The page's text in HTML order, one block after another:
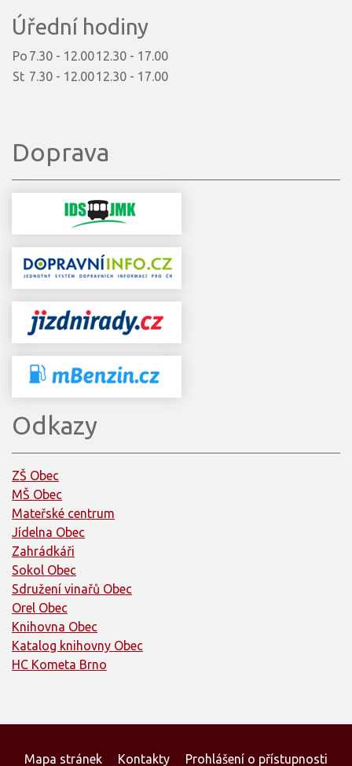
Úřední hodiny
Po 7.30 - 12.0012.30 - 17.00
St 7.30 - 12.0012.30 - 17.00
Doprava
Odkazy
ZŠ Obec
MŠ Obec
Mateřské centrum
Jídelna Obec
Zahrádkáři
Sokol Obec
Sdružení vinařů Obec
Orel Obec
Knihovna Obec
Katalog knihovny Obec
HC Kometa Brno
Mapa stránek Kontakty Prohlášení o přístupnosti